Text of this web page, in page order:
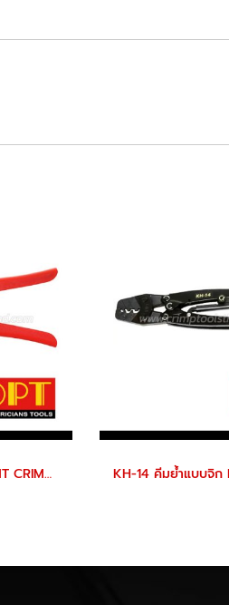
KH-6 คีมย้ำแบบจิก INDENT CRIMPING TOOLS